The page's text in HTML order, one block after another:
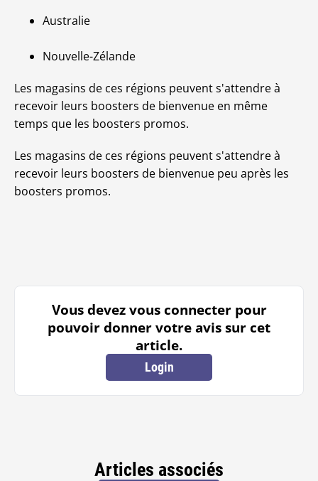
Australie
Nouvelle-Zélande
Les magasins de ces régions peuvent s'attendre à
recevoir leurs boosters de bienvenue en même
temps que les boosters promos.
Les magasins de ces régions peuvent s'attendre à
recevoir leurs boosters de bienvenue peu après les
boosters promos.
Vous devez vous connecter pour
pouvoir donner votre avis sur cet
article.
Login
Articles associés